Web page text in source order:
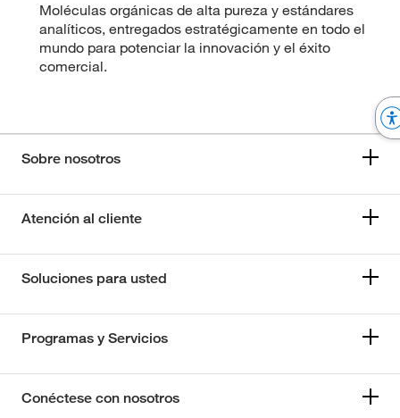
Moléculas orgánicas de alta pureza y estándares
analíticos, entregados estratégicamente en todo el
mundo para potenciar la innovación y el éxito
comercial.
Sobre nosotros
Atención al cliente
Soluciones para usted
Programas y Servicios
Conéctese con nosotros